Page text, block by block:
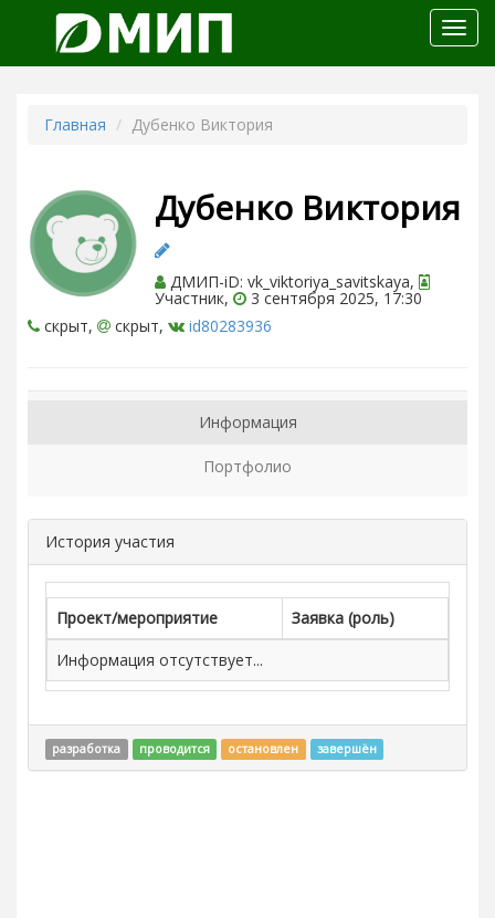
меню
Главная Дубенко Виктория
Дубенко Виктория
ДМИП-iD: vk_viktoriya_savitskaya,
Участник,
3 сентября 2025, 17:30
скрыт,
скрыт, id80283936
Информация
Портфолио
История участия
Проект/мероприятие
Заявка (роль)
Информация отсутствует...
разработка проводится остановлен завершён